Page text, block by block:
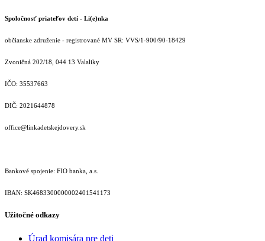
Spoločnosť priateľov detí - Li(e)nka
občianske združenie - registrované MV SR: VVS/1-900/90-18429
Zvoničná 202/18, 044 13 Valaliky
IČO: 35537663
DIČ: 2021644878
office@linkadetskejdovery.sk
Bankové spojenie: FIO banka, a.s.
IBAN: SK46833000000­02401541173
Užitočné odkazy
Úrad komisára pre deti